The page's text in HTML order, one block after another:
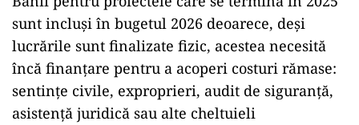
sunt incluși în bugetul 2026 deoarece, deși
lucrările sunt finalizate fizic, acestea necesită
încă finanțare pentru a acoperi costuri rămase:
sentințe civile, exproprieri, audit de siguranță,
asistență juridică sau alte cheltuieli